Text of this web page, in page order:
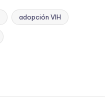
adopción VIH